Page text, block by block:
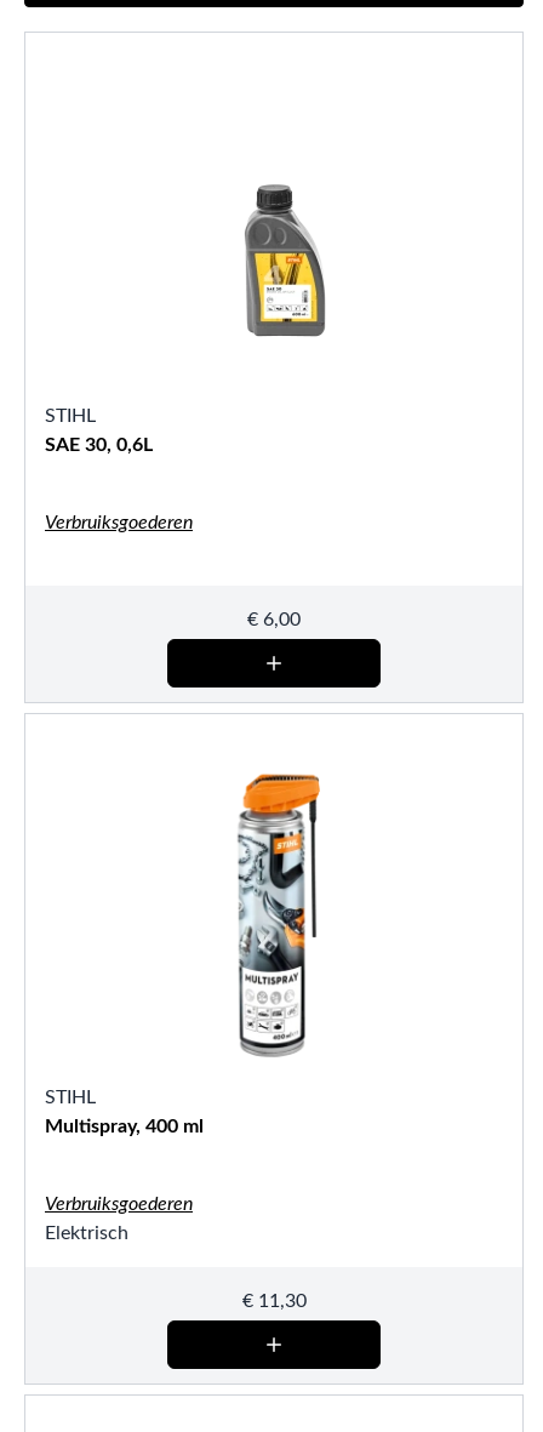
STIHL
SAE 30, 0,6L
Verbruiksgoederen
€ 6,00
STIHL
Multispray, 400 ml
Verbruiksgoederen
Elektrisch
€11,30